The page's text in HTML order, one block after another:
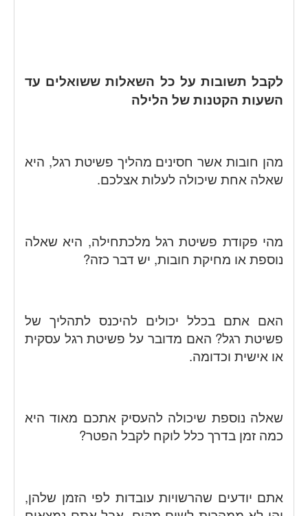
לקבל תשובות על כל השאלות ששואלים עד
השעות הקטנות של הלילה
מהן חובות אשר חסינים מהליך פשיטת רגל, היא
שאלה אחת שיכולה לעלות אצלכם.
מהי פקודת פשיטת רגל מלכתחילה, היא שאלה
נוספת או מחיקת חובות, יש דבר כזה?
האם אתם בכלל יכולים להיכנס לתהליך של
פשיטת רגל? האם מדובר על פשיטת רגל עסקית
או אישית וכדומה.
שאלה נוספת שיכולה להעסיק אתכם מאוד היא
כמה זמן בדרך כלל לוקח לקבל הפטר?
אתם יודעים שהרשויות עובדות לפי הזמן שלהן,